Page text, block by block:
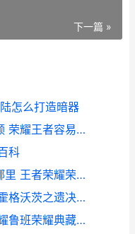
下一篇 »
怎么打造暗器
王者荣耀荣耀玩铠出装策略视频 荣耀王者容易上吗
科
王者荣耀荣耀云上旅游策略在哪里 王者荣耀荣耀云游戏
霍格沃茨之遗决斗之杖在哪里 霍格沃茨之遗决斗技巧
王者荣耀鲁班荣耀策略 王者荣耀鲁班荣耀典藏回城特效是什么